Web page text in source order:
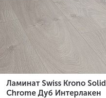
Ламинат Swiss Krono Solid
Chrome Дуб Интерлакен